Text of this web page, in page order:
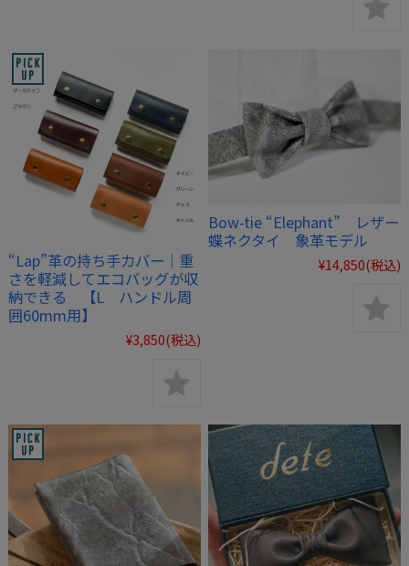
“Lap”革の持ち手カバー｜重
さを軽減してエコバッグが収
納できる 【L ハンドル周
囲60mm用】
¥3,850(税込)
Bow-tie “Elephant” レザー
蝶ネクタイ 象革モデル
¥14,850(税込)